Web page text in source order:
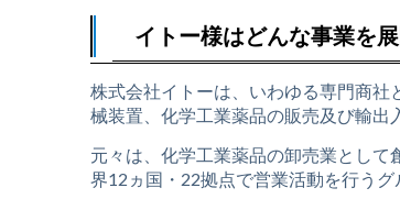
イトー様はどんな事業を
株式会社イトーは、いわゆる専門商
械装置、化学工業薬品の販売及び輸出
元々は、化学工業薬品の卸売業とし
界12ヵ国・22拠点で営業活動を行うグ